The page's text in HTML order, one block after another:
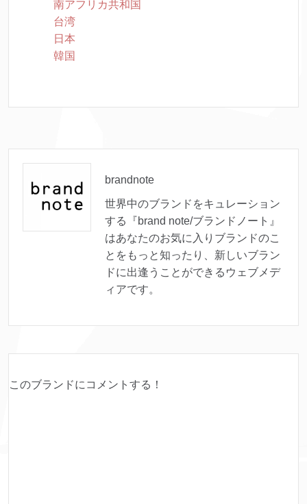
南アフリカ共和国
台湾
日本
韓国
brandnote
世界中のブランドをキュレーション
する『brand note/ブランドノート』
はあなたのお気に入りブランドのこ
とをもっと知ったり、新しいブラン
ドに出逢うことができるウェブメデ
ィアです。
このブランドにコメントする！